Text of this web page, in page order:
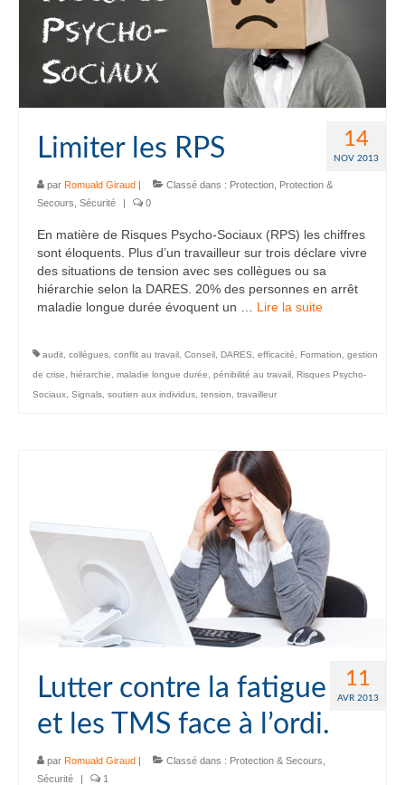
14
NOV 2013
Limiter les RPS
par Romuald Giraud | Classé dans : Protection Protection &
Secours Sécurité | 0
En matière de Risques Psycho-Sociaux (RPS) les chiffres
sont éloquents. Plus d’un travailleur sur trois déclare vivre
des situations de tension avec ses collègues ou sa
hiérarchie selon la DARES. 20% des personnes en arrêt
maladie longue durée évoquent un … Lire la suite­­
audit collègues conflit au travail Conseil DARES efficacité Formation
gestion
de crise
hiérarchie maladie longue durée pénibilité au travail Risques Psycho-
Sociaux Signals soutien aux individus tension travailleur
11
AVR 2013
Lutter contre la fatigue
et les TMS face à l’ordi.
par Romuald Giraud | Classé dans : Protection & Secours
Sécurité
| 1